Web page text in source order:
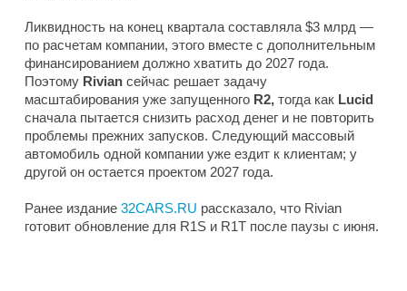
Ликвидность на конец квартала составляла $3 млрд —
по расчетам компании, этого вместе с дополнительным
финансированием должно хватить до 2027 года.
Поэтому Rivian сейчас решает задачу
масштабирования уже запущенного R2, тогда как Lucid
сначала пытается снизить расход денег и не повторить
проблемы прежних запусков. Следующий массовый
автомобиль одной компании уже ездит к клиентам; у
другой он остается проектом 2027 года.
Ранее издание 32CARS.RU рассказало, что Rivian
готовит обновление для R1S и R1T после паузы с июня.